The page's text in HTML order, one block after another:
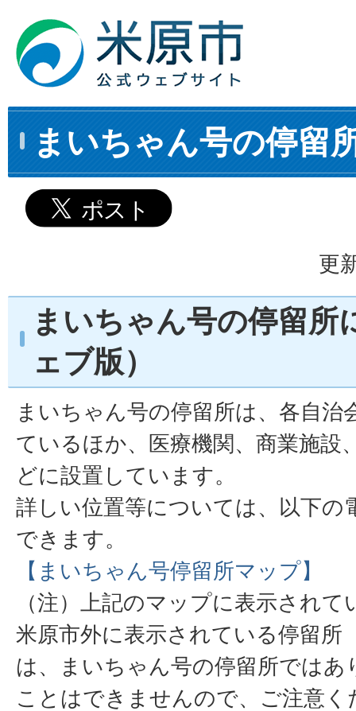
まいちゃん号の停留
更
まいちゃん号の停留所
ェブ版）
まいちゃん号の停留所は、各自治
ているほか、医療機関、商業施設
どに設置しています。
詳しい位置等については、以下の
できます。
【まいちゃん号停留所マップ】
（注）上記のマップに表示され
米原市外に表示されている停留所
は、まいちゃん号の停留所ではあ
ことはできませんので、ご注意く